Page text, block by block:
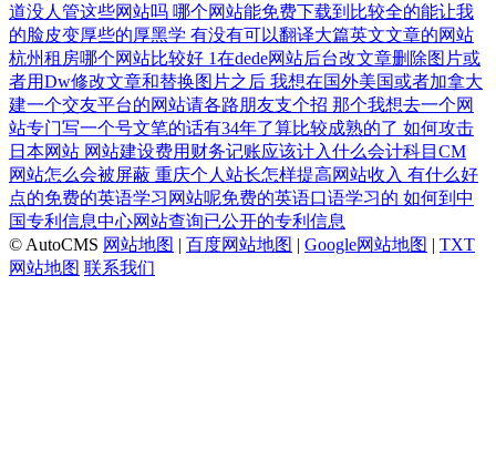
道没人管这些网站吗 哪个网站能免费下载到比较全的能让我
的脸皮变厚些的厚黑学 有没有可以翻译大篇英文文章的网站
杭州租房哪个网站比较好 1在dede网站后台改文章删除图片或
者用Dw修改文章和替换图片之后 我想在国外美国或者加拿大
建一个交友平台的网站请各路朋友支个招 那个我想去一个网
站专门写一个号文笔的话有34年了算比较成熟的了 如何攻击
日本网站 网站建设费用财务记账应该计入什么会计科目CM
网站怎么会被屏蔽 重庆个人站长怎样提高网站收入 有什么好
点的免费的英语学习网站呢免费的英语口语学习的 如何到中
国专利信息中心网站查询已公开的专利信息
© AutoCMS 网站地图 | 百度网站地图 | Google网站地图 | TXT
网站地图 联系我们